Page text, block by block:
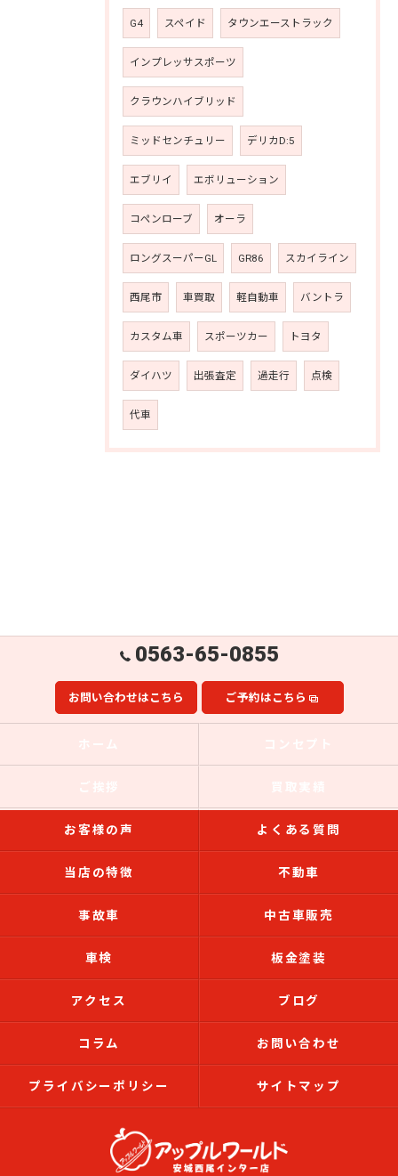
G4 スペイド タウンエーストラック
インプレッサスポーツ
クラウンハイブリッド
ミッドセンチュリー デリカD:5
エブリイ エボリューション
コペンローブ オーラ
ロングスーパーGL GR86 スカイライン
西尾市 車買取 軽自動車 バントラ
カスタム車 スポーツカー トヨタ
ダイハツ 出張査定 過走行 点検
代車
0563-65-0855
お問い合わせはこちら ご予約はこちら
お客様の声 よくある質問
当店の特徴 不動車
事故車 中古車販売
車検 板金塗装
アクセス ブログ
コラム お問い合わせ
プライバシーポリシー サイトマップ